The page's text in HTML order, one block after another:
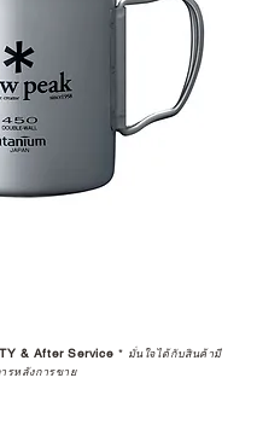
ก้ไขปัญหาที่อาจเกิดขึ้นใน
จซื้อสินค้า เราอยาก
ณสอบถามทุกครั้งว่า ร้าน
งเลือกซื้อนั้น มีการรับ
าจากตัวแทนจำหน่าย
างการหรือไม่ เพื่อให้คุณ
คุณรัก มีคุณค่าอย่าง
& After Service * มั่นใจได้กับสินค้ามี
รหลังการขาย